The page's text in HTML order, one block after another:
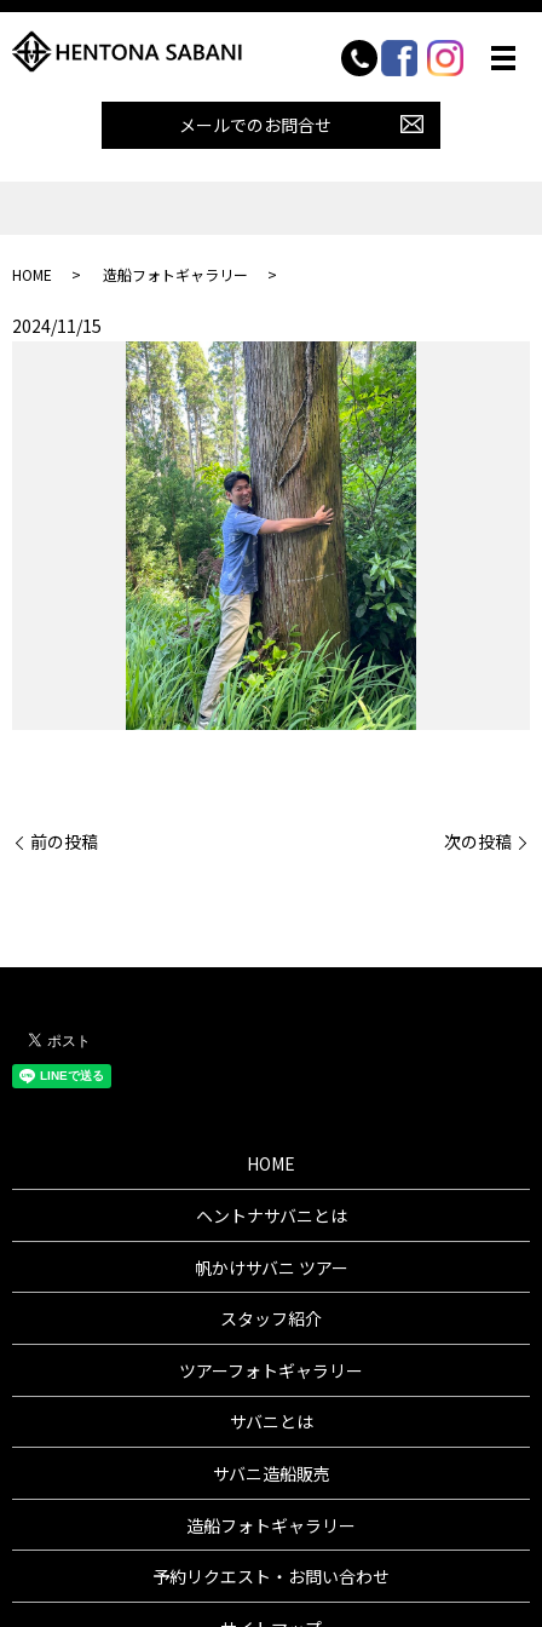
メールでのお問合せ
HOME 造船フォトギャラリー
2024/11/15
前の投稿 次の投稿
HOME
ヘントナサバニとは
帆かけサバニ ツアー
スタッフ紹介
ツアーフォトギャラリー
サバニとは
サバニ造船販売
造船フォトギャラリー
予約リクエスト・お問い合わせ